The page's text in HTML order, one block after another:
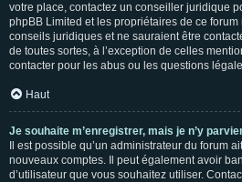
votre place, contactez un conseiller juridique
phpBB Limited et les propriétaires de ce
conseils juridiques et ne sauraient être
de toutes sortes, à l’exception de celles
contacter pour les abus ou les questions
Haut
Je souhaite m’enregistrer, mais je n’y
Il est possible qu’un administrateur du forum
nouveaux comptes. Il peut également avoir
d’utilisateur que vous souhaitez utiliser.